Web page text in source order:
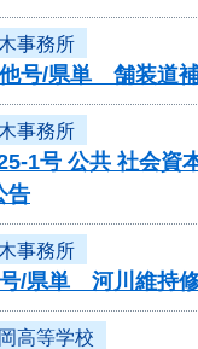
事務所
他号/県単 舗装道
事務所
1号 公共 社会
告
事務所
号/県単 河川維
高等学校